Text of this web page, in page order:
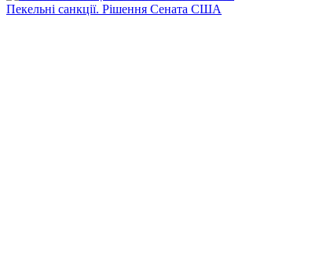
Пекельні санкції. Рішення Сената США